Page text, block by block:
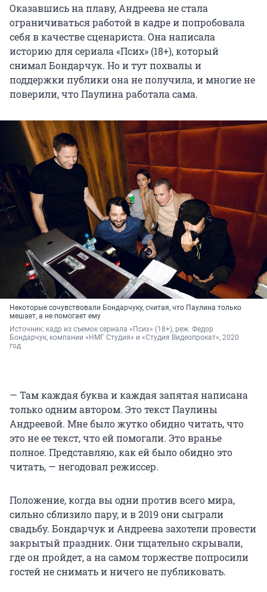
Оказавшись на плаву, Андреева не стала
ограничиваться работой в кадре и попробовала
себя в качестве сценариста. Она написала
историю для сериала «Псих» (18+), который
снимал Бондарчук. Но и тут похвалы и
поддержки публики она не получила, и многие не
поверили, что Паулина работала сама.
Некоторые сочувствовали Бондарчуку, считая, что Паулина только
мешает, а не помогает ему
Источник: кадр из съемок сериала «Псих» (18+), реж. Федор
Бондарчук, компании «НМГ Студия» и «Студия Видеопрокат», 2020
год
— Там каждая буква и каждая запятая написана
только одним автором. Это текст Паулины
Андреевой. Мне было жутко обидно читать, что
это не ее текст, что ей помогали. Это вранье
полное. Представляю, как ей было обидно это
читать, — негодовал режиссер.
Положение, когда вы одни против всего мира,
сильно сблизило пару, и в 2019 они сыграли
свадьбу. Бондарчук и Андреева захотели провести
закрытый праздник. Они тщательно скрывали,
где он пройдет, а на самом торжестве попросили
гостей не снимать и ничего не публиковать.